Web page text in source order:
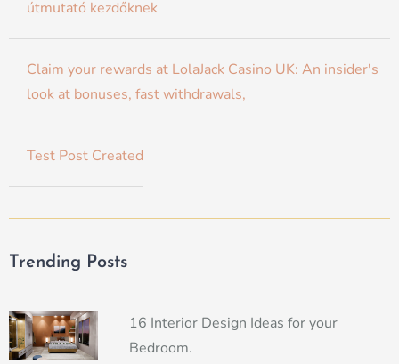
útmutató kezdőknek
Claim your rewards at LolaJack Casino UK: An insider's
look at bonuses, fast withdrawals,
Test Post Created
Trending Posts
16 Interior Design Ideas for your
Bedroom.